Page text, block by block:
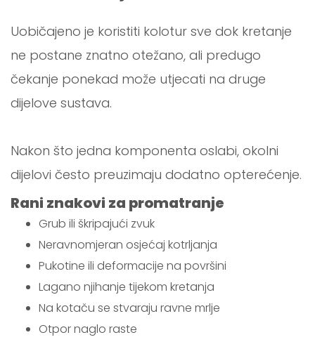
Uobičajeno je koristiti kolotur sve dok kretanje
ne postane znatno otežano, ali predugo
čekanje ponekad može utjecati na druge
dijelove sustava.
Nakon što jedna komponenta oslabi, okolni
dijelovi često preuzimaju dodatno opterećenje.
Rani znakovi za promatranje
Grub ili škripajući zvuk
Neravnomjeran osjećaj kotrljanja
Pukotine ili deformacije na površini
Lagano njihanje tijekom kretanja
Na kotaču se stvaraju ravne mrlje
Otpor naglo raste